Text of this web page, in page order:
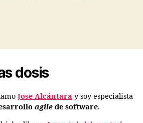
dosis
Jose Alcántara y soy especialista
agile de software.